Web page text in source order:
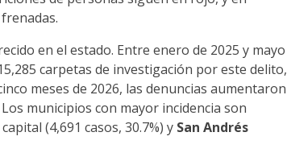
en el estado. Entre enero de 2025 y mayo
carpetas de investigación por este delito,
meses de 2026, las denuncias aumentaron
municipios con mayor incidencia son
capital (4,691 casos, 30.7%) y San Andrés